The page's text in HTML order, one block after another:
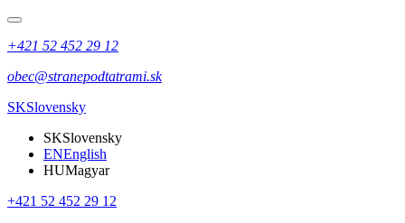
+421 52 452 29 12
obec@stranepodtatrami.sk
SKSlovensky
SKSlovensky
ENEnglish
HUMagyar
+421 52 452 29 12